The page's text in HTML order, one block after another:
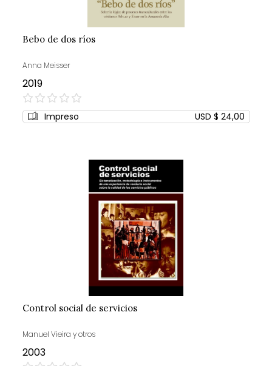
Bebo de dos ríos
Anna Meisser
2019
0%
Impreso USD $ 24,00
Control social de servicios
Manuel Vieira y otros
2003